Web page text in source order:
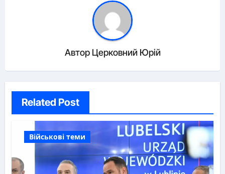
Автор Церковний Юрій
Related Post
Військові теми